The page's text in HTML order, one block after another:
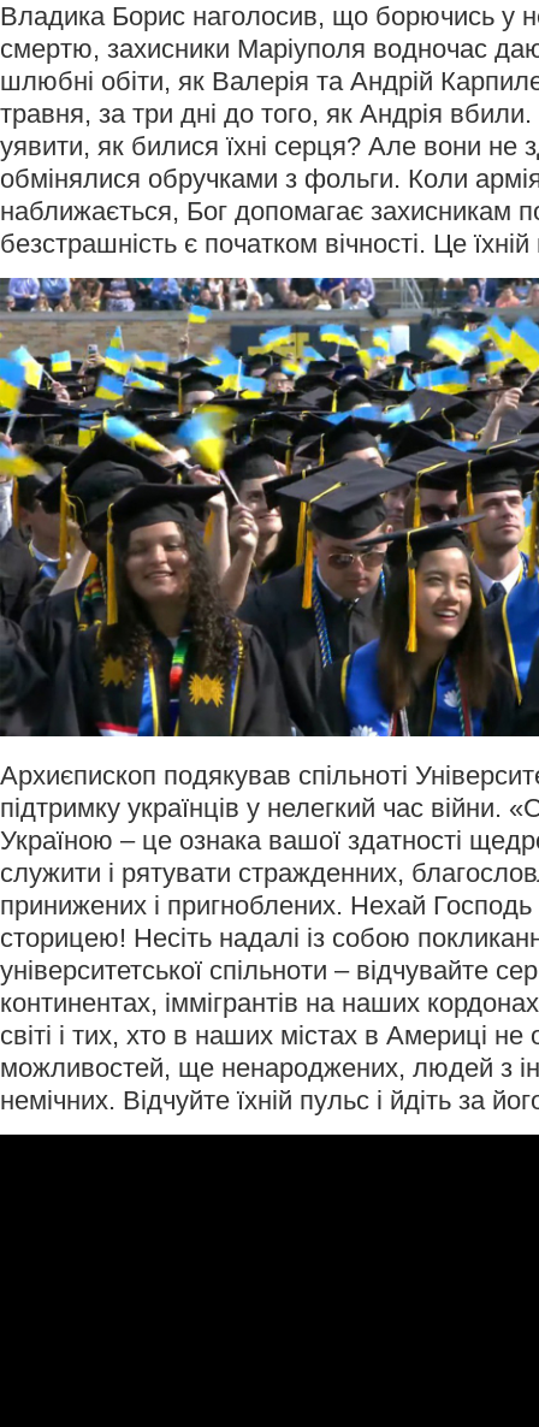
Владика Борис наголосив, що борючись у
смертю, захисники Маріуполя водночас
шлюбні обіти, як Валерія та Андрій
травня, за три дні до того, як Андрія
уявити, як билися їхні серця? Але вони не
обмінялися обручками з фольги. Коли
наближається, Бог допомагає захисникам
безстрашність є початком вічності. Це
Архиєпископ подякував спільноті
підтримку українців у нелегкий час війни.
Україною – це ознака вашої здатності
служити і рятувати стражденних,
принижених і пригноблених. Нехай
сторицею! Несіть надалі із собою
університетської спільноти – відчувайте
континентах, іммігрантів на наших
світі і тих, хто в наших містах в Америці не
можливостей, ще ненароджених, людей з
немічних. Відчуйте їхній пульс і йдіть за